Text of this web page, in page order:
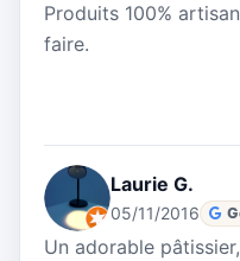
Produits 100%
faire.
Laurie G.
05/11/2016
Un adorable